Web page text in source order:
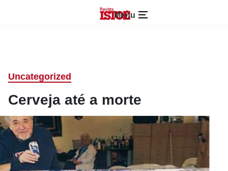
Menu
Uncategorized
Cerveja até a morte